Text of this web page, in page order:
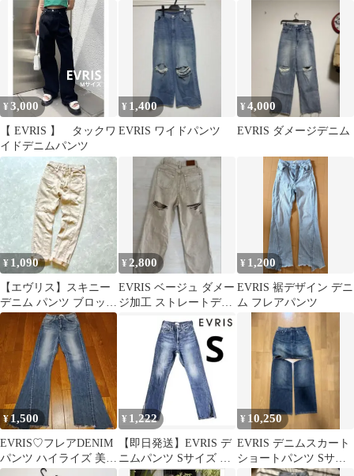
デニムパンツ Sサイズ
¥ 3,000
【 EVRIS 】 タックワ
イドデニムパンツ
¥ 1,400
EVRIS ワイドパンツ
¥4,000
EVRIS ダメージデニム
¥ 1,090
【エヴリス】スキニー
デニム パンツ ブロッキ
ング ベージュ 足長 ジ
¥ 2,800
EVRIS ベージュ ダメー
ジ加工 ストレートデニ
¥ 1,200
EVRIS 裾デザイン デニ
ム フレアパンツ
¥1,500
EVRIS♡フレアDENIM
パンツ ハイライズ 美脚
パンツ 脚長フレアデニ
¥ 1,222
【即日発送】EVRIS デ
ニムパンツ Sサイズ ス
リット入り
¥ 10,250
EVRIS デニムスカート
ショートパンツ Sサイ